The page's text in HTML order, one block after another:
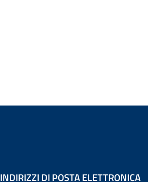
INDIRIZZI DI POSTA ELETTRONICA